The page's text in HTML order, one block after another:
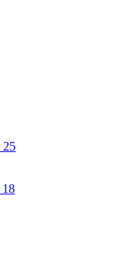
25
18